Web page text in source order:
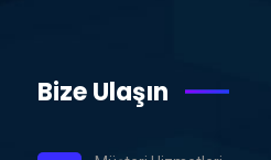
Bize Ulaşın